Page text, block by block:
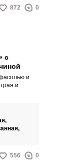
872 0
с
и
и
556 0